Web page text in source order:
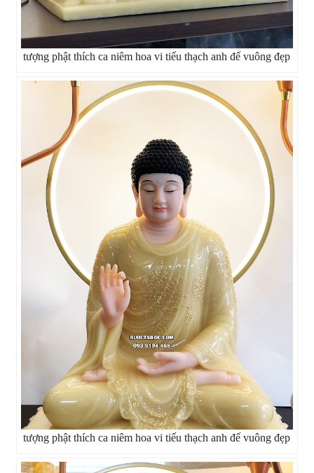
tượng phật thích ca niêm hoa vi tiếu thạch anh đế vuông đẹp
tượng phật thích ca niêm hoa vi tiếu thạch anh đế vuông đẹp